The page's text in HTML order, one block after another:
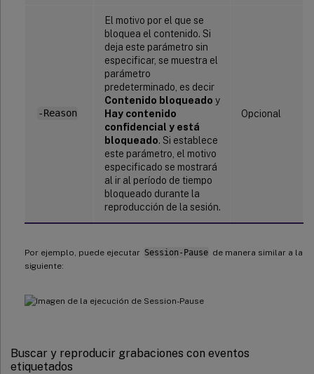
-Reason
El motivo por el que se
bloquea el contenido. Si
deja este parámetro sin
especificar, se muestra el
parámetro
predeterminado, es decir
Contenido bloqueado y
Hay contenido
confidencial y está
bloqueado. Si establece
este parámetro, el motivo
especificado se mostrará
al ir al período de tiempo
bloqueado durante la
reproducción de la sesión.
Opcional
Por ejemplo, puede ejecutar Session-Pause de manera similar a la
siguiente:
Buscar y reproducir grabaciones con eventos
etiquetados